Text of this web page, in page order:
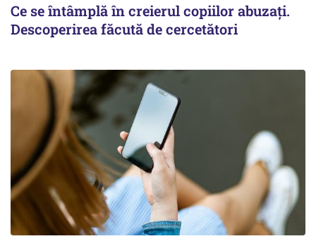
Ce se întâmplă în creierul copiilor abuzați.
Descoperirea făcută de cercetători